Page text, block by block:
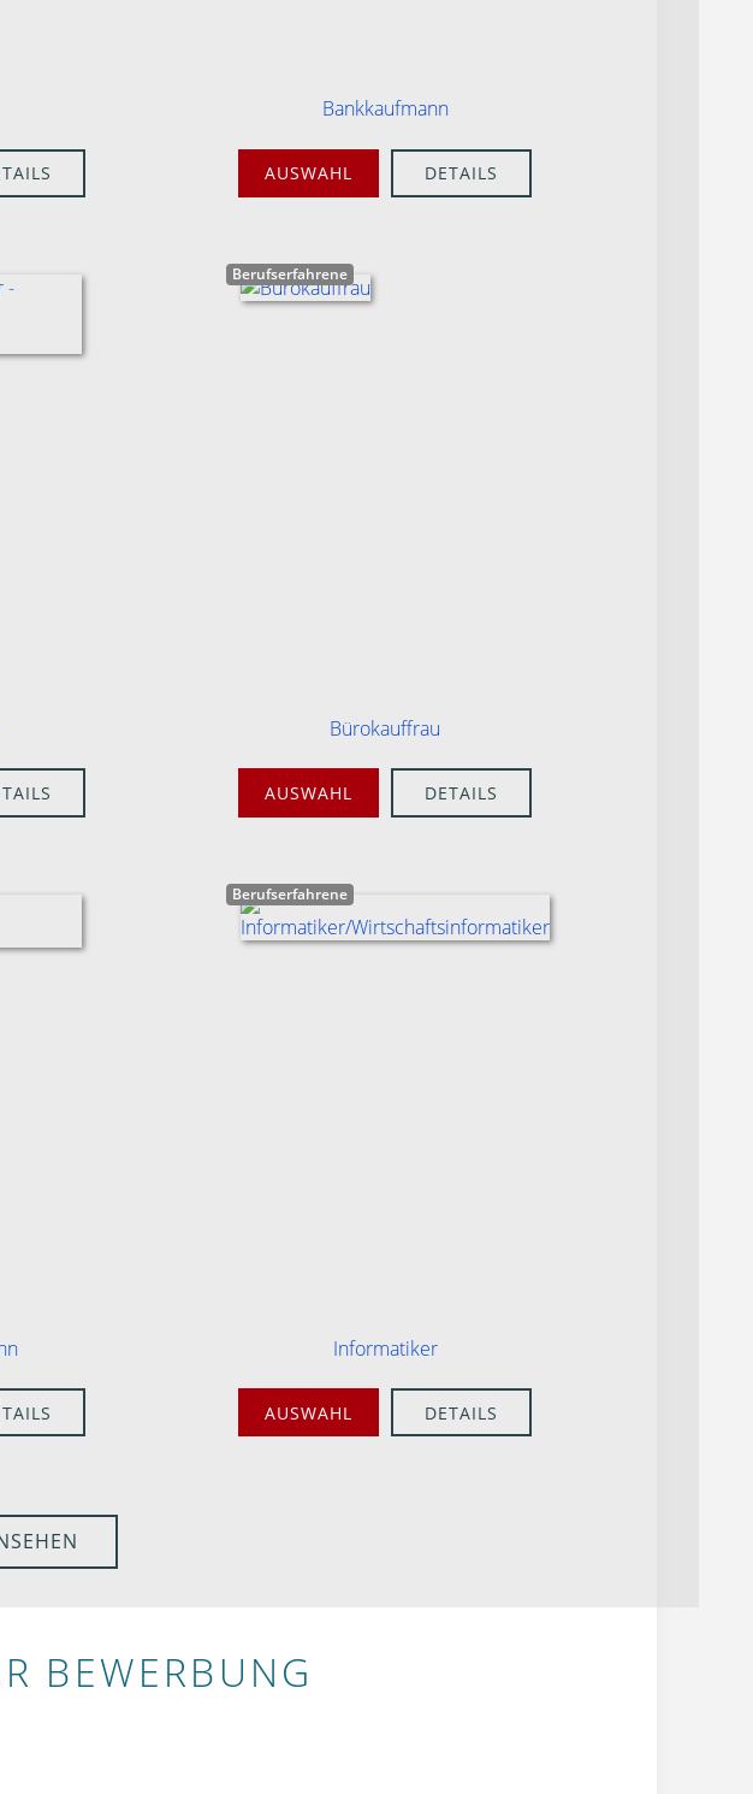
Bankkaufmann
AUSWAHL DETAILS
Berufserfahrene
Bürokauffrau
AUSWAHL DETAILS
Berufserfahrene
Informatiker
AUSWAHL DETAILS
BEWERBUNG